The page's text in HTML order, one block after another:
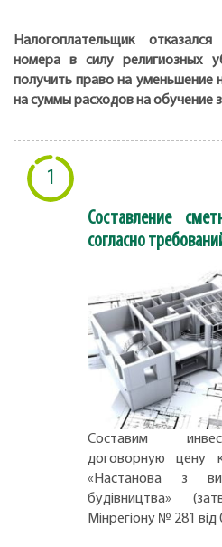
Налогоплательщик
номера в силу религиозных
получить право на уменьшение
на суммы расходов на обучение
1
Составление
согласно
Составим
договорную цену
«Настанова з
будівництва»
Мінрегіону № 281 від